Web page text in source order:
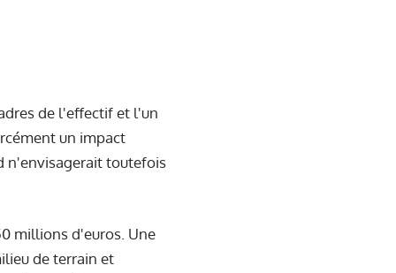
de l'effectif et l'un
un impact
n'envisagerait toutefois
millions d'euros. Une
de terrain et